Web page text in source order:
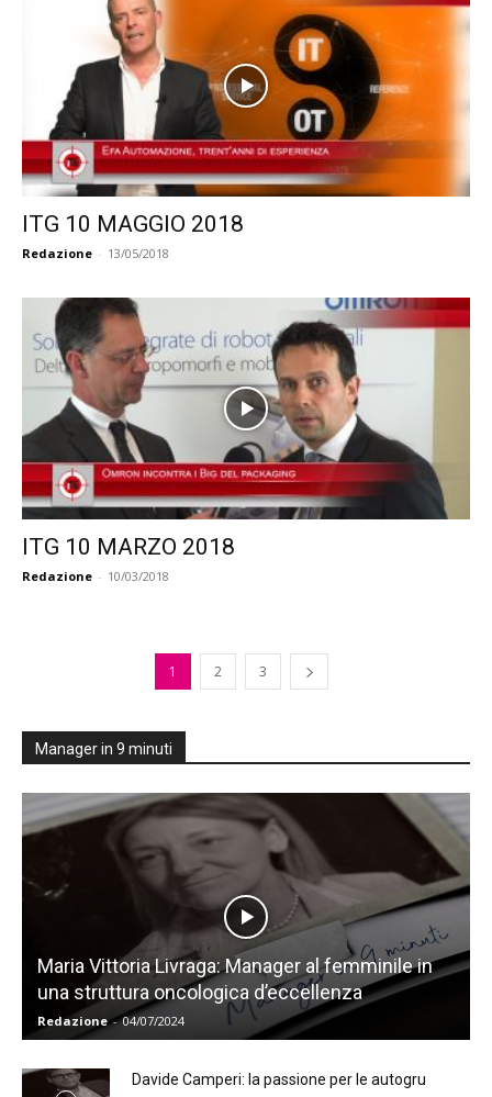
ITG 10 MAGGIO 2018
Redazione - 13/05/2018
ITG 10 MARZO 2018
Redazione - 10/03/2018
1 2 3
Manager in 9 minuti
Maria Vittoria Livraga: Manager al femminile in
una struttura oncologica d’eccellenza
Redazione - 04/07/2024
Davide Camperi: la passione per le autogru